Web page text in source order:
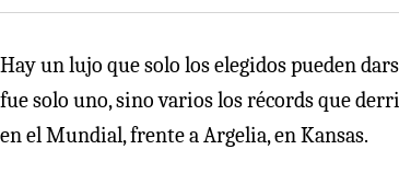
Hay un lujo que solo los elegidos pueden
fue solo uno, sino varios los récords que
en el Mundial, frente a Argelia, en Kansas.